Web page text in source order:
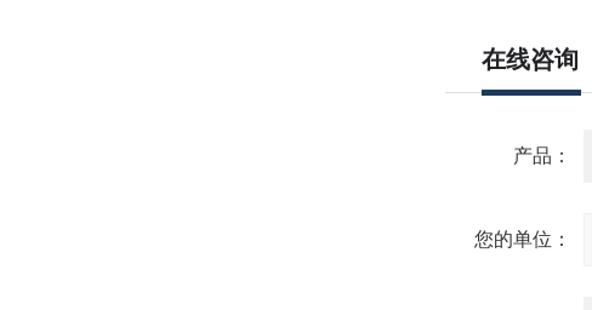
在线咨询
产品：
您的单位：